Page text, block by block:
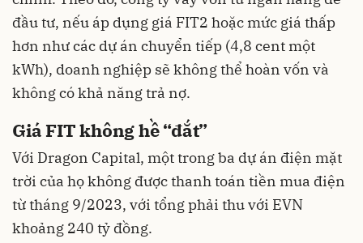
đầu tư, nếu áp dụng giá FIT2 hoặc mức giá thấp
hơn như các dự án chuyển tiếp (4,8 cent một
kWh), doanh nghiệp sẽ không thể hoàn vốn và
không có khả năng trả nợ.
Giá FIT không hề “đắt”
Với Dragon Capital, một trong ba dự án điện mặt
trời của họ không được thanh toán tiền mua điện
từ tháng 9/2023, với tổng phải thu với EVN
khoảng 240 tỷ đồng.